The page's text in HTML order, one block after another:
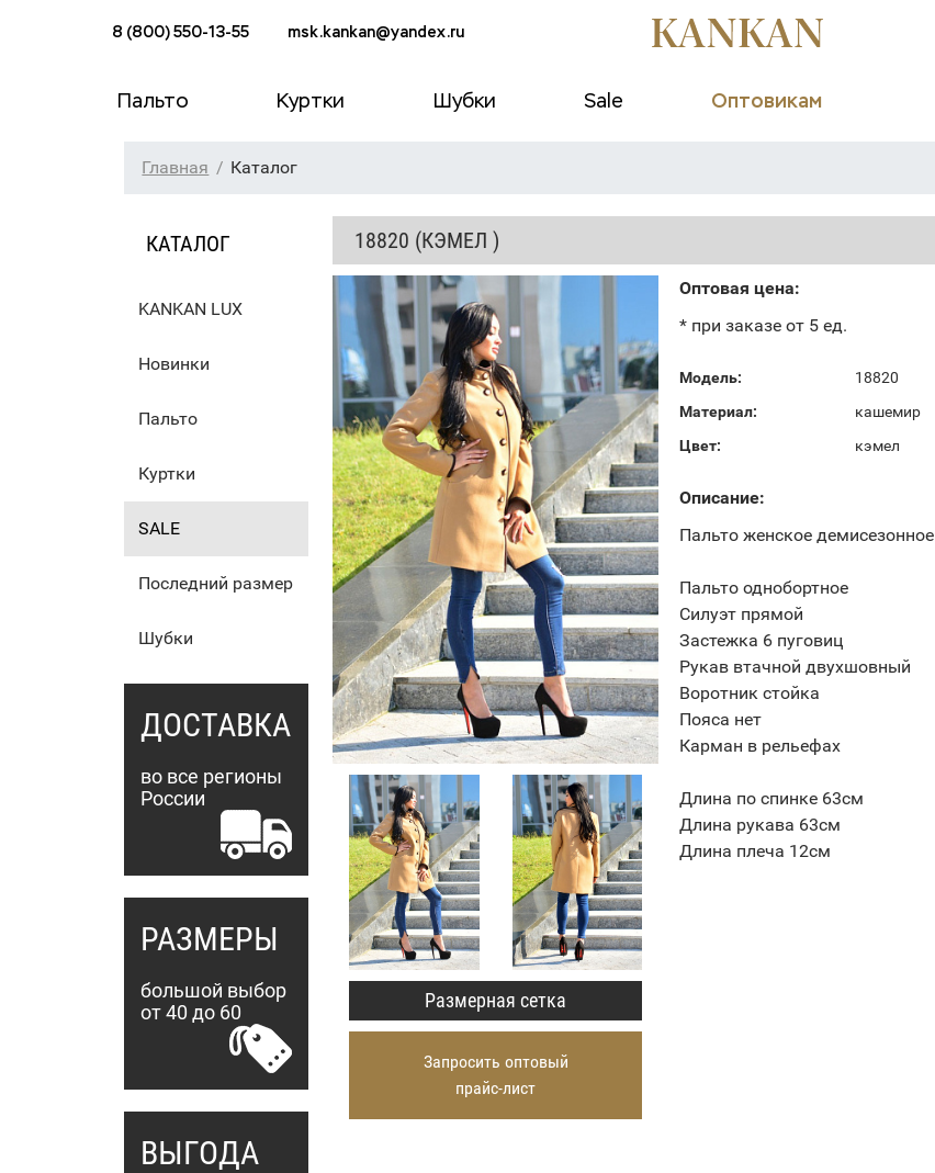
8 (800) 550-13-55 msk.kankan@yandex.ru
Пальто Куртки Шубки Sale Оптовикам
Главная Каталог
КАТАЛОГ
KANKAN LUX
Новинки
Пальто
Куртки
SALE
Последний размер
Шубки
ДОСТАВКА
во все регионы
России
РАЗМЕРЫ
большой выбор
от 40 до 60
ВЫГОДА
18820 (КЭМЕЛ )
Размерная сетка
Запросить оптовый
прайс-лист
Оптовая цена:
* при заказе от 5 ед.
Модель:
18820
Материал:
кашемир
Цвет:
кэмел
Описание:
Пальто женское демисезонное
Пальто однобортное
Силуэт прямой
Застежка 6 пуговиц
Рукав втачной двухшовный
Воротник стойка
Пояса нет
Карман в рельефах
Длина по спинке 63см
Длина рукава 63см
Длина плеча 12см